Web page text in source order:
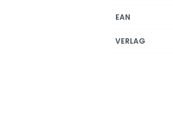
EAN
VERLAG